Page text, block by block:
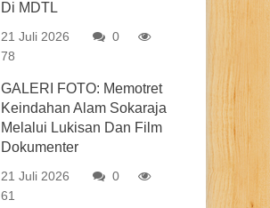
Di MDTL
21 Juli 2026
0
78
GALERI FOTO: Memotret
Keindahan Alam Sokaraja
Melalui Lukisan Dan Film
Dokumenter
21 Juli 2026
0
61